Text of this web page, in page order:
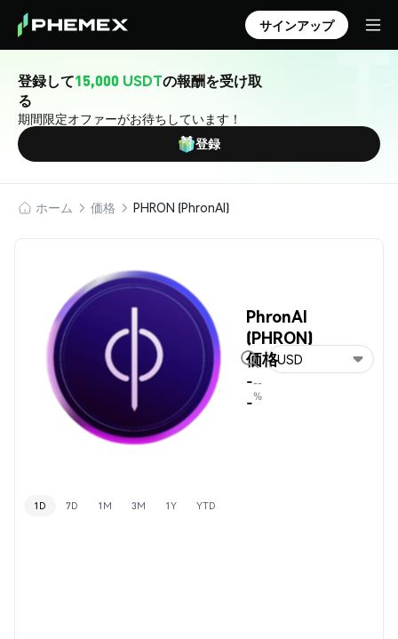
サインアップ
登録して15,000 USDTの報酬を受け取
る
期間限定オファーがお待ちしています！
登録
ホーム 価格 PHRON (PhronAI)
PhronAI
(PHRON)
価格
-
-
--
%
USD
1D 7D 1M 3M 1Y YTD